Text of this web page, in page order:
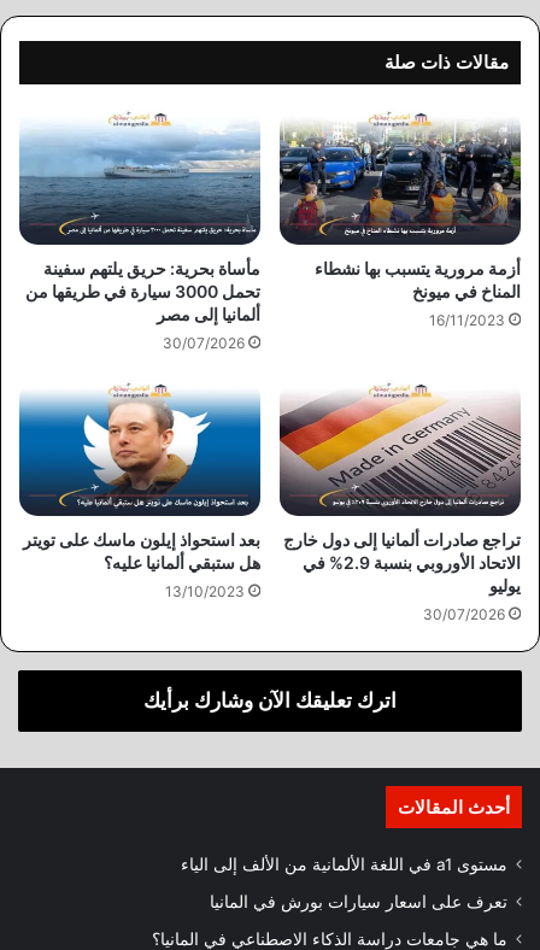
مقالات ذات صلة
أزمة مرورية يتسبب بها نشطاء
المناخ في ميونخ
16/11/2023
مأساة بحرية: حريق يلتهم سفينة
تحمل 3000 سيارة في طريقها من
ألمانيا إلى مصر
30/07/2026
تراجع صادرات ألمانيا إلى دول خارج
الاتحاد الأوروبي بنسبة 2.9% في
يوليو
30/07/2026
بعد استحواذ إيلون ماسك على تويتر
هل ستبقي ألمانيا عليه؟
13/10/2023
اترك تعليقك الآن وشارك برأيك
أحدث المقالات
مستوى a1 في اللغة الألمانية من الألف إلى الياء
تعرف على اسعار سيارات بورش في المانيا
ما هي جامعات دراسة الذكاء الاصطناعي في المانيا؟